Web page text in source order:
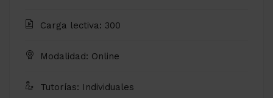
Carga lectiva: 300
Modalidad: Online
Tutorías: Individuales